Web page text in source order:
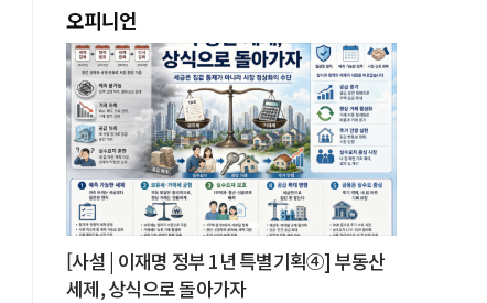
오피니언
[사설 | 이재명 정부 1년 특별기획④] 부동산
세제, 상식으로 돌아가자